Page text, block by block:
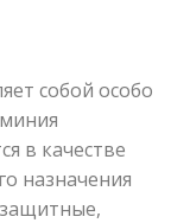
собой особо
в качестве
назначения